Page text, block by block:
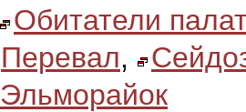
Обитатели
Перевал,
Эльморайок